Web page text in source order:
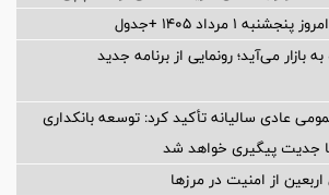
۱ مرداد ۱۴۰۵ +جدول
به بازار می‌آید؛ رونمایی از برنامه جدید
عادی سالیانه تأكید كرد: توسعه بانكداری
جدیت پیگیری خواهد شد
از امنیت در مرزها